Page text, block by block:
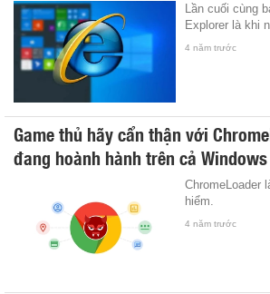
Lần cuối cùng
Explorer là khi
4 năm trước
Game thủ hãy cẩn thận với
đang hoành hành trên cả
ChromeLoader
hiểm.
4 năm trước